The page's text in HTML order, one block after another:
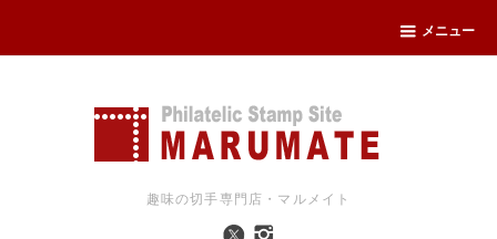
メニュー
趣味の切手専門店・マルメイト